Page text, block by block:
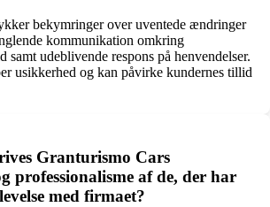
bekymringer over uventede ændringer
kommunikation omkring
samt udeblivende respons på henvendelser.
usikkerhed og kan påvirke kundernes tillid
Granturismo Cars
professionalisme af de, der har
med firmaet?